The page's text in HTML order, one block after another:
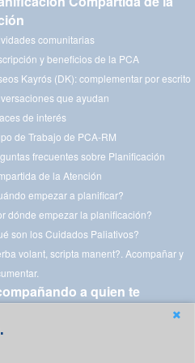
comunitarias
y beneficios de la PCA
Kayrós (DK): complementar por escrito
que ayudan
de interés
de Trabajo de PCA-RM
frecuentes sobre Planificación
de la Atención
empezar a planificar?
dónde empezar la planificación?
son los Cuidados Paliativos?
volant, scripta manent?. Acompañar y
a quien te
para descargar